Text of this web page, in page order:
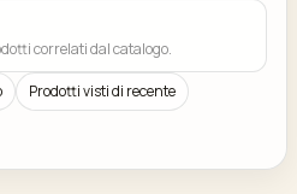
correlati dal catalogo.
Prodotti visti di recente